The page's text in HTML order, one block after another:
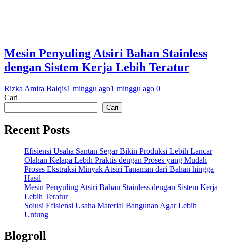
Mesin Penyuling Atsiri Bahan Stainless
dengan Sistem Kerja Lebih Teratur
Rizka Amira Balqis1 minggu ago1 minggu ago 0
Cari
Cari
Recent Posts
Efisiensi Usaha Santan Segar Bikin Produksi Lebih Lancar
Olahan Kelapa Lebih Praktis dengan Proses yang Mudah
Proses Ekstraksi Minyak Atsiri Tanaman dari Bahan hingga
Hasil
Mesin Penyuling Atsiri Bahan Stainless dengan Sistem Kerja
Lebih Teratur
Solusi Efisiensi Usaha Material Bangunan Agar Lebih
Untung
Blogroll